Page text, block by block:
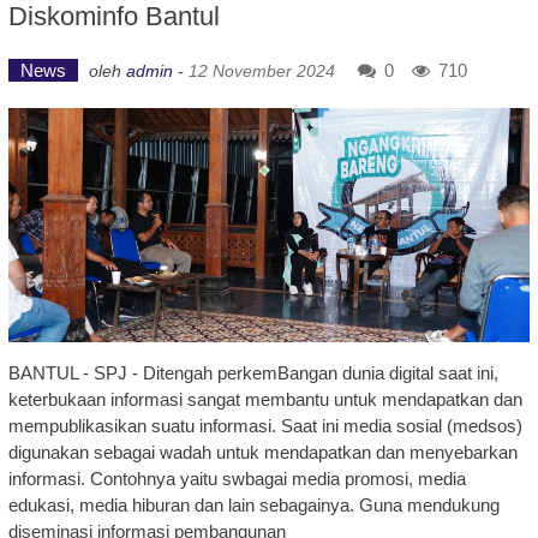
Diskominfo Bantul
News oleh admin - 12 November 2024 0 710
BANTUL - SPJ - Ditengah perkemBangan dunia digital saat ini,
keterbukaan informasi sangat membantu untuk mendapatkan dan
mempublikasikan suatu informasi. Saat ini media sosial (medsos)
digunakan sebagai wadah untuk mendapatkan dan menyebarkan
informasi. Contohnya yaitu swbagai media promosi, media
edukasi, media hiburan dan lain sebagainya. Guna mendukung
diseminasi informasi pembangunan